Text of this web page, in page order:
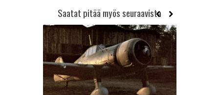
Saatat pitää myös seuraavista